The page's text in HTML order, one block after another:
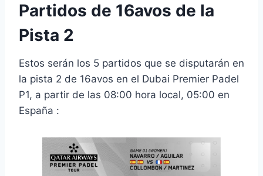
Partidos de 16avos de la
Pista 2
Estos serán los 5 partidos que se disputarán en
la pista 2 de 16avos en el Dubai Premier Padel
P1, a partir de las 08:00 hora local, 05:00 en
España :